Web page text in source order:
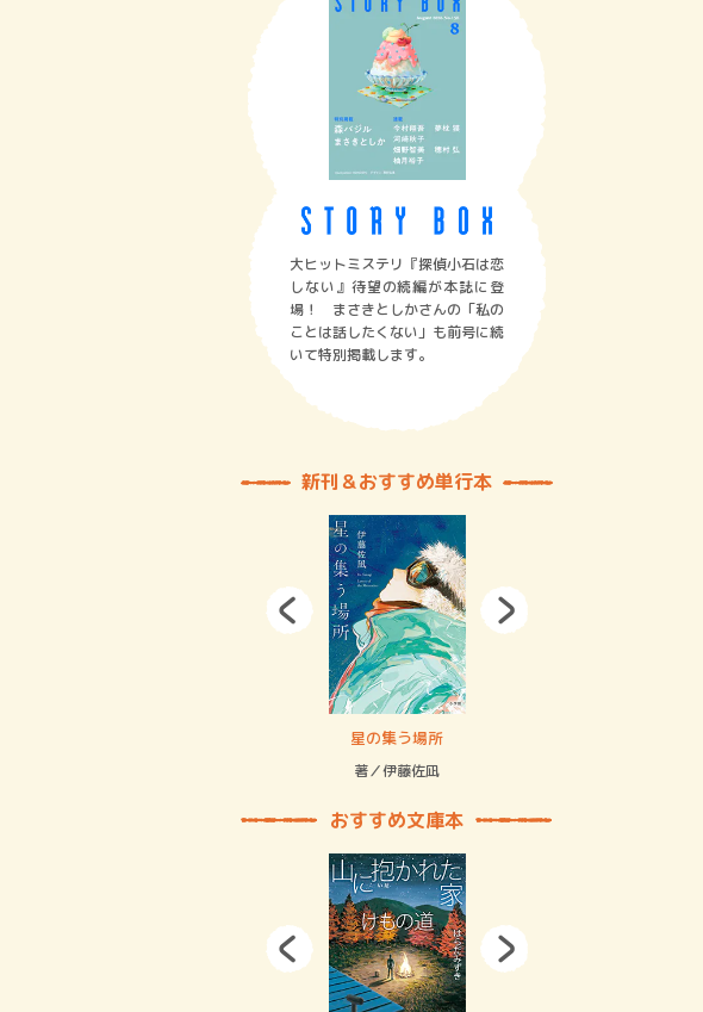
大ヒットミステリ『探偵小石は恋
しない』待望の続編が本誌に登
場！ まさきとしかさんの「私の
ことは話したくない」も前号に続
いて特別掲載します。
新刊＆おすすめ単行本
星の集う場所
著／伊藤佐凪
おすすめ文庫本